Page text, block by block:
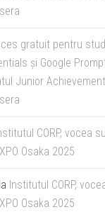
gratuit pentru
și Google
Junior
CORP, vocea
Osaka 2025
la Institutul CORP,
Osaka 2025